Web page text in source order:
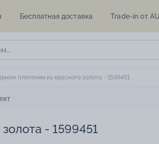
Бесплатная доставка Trade-in от
плетении из красного золота - 1599451
- 1599451